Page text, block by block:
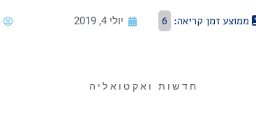
ממוצע זמן קריאה: 6 יולי 4, 2019
חדשות ואקטואליה